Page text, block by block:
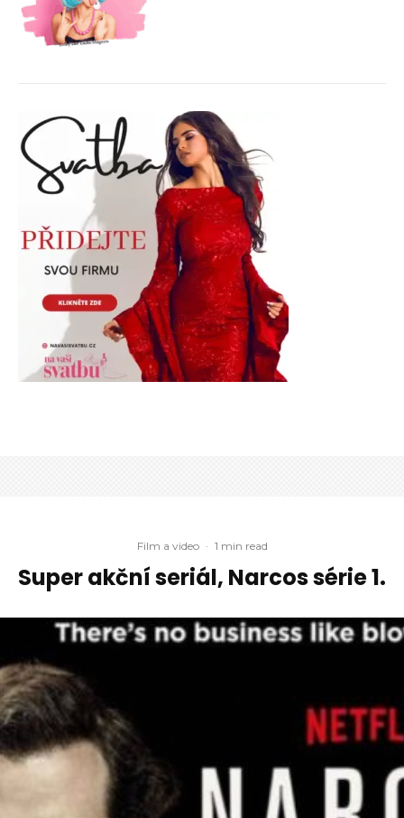
Film a video · 1 min read
Super akční seriál, Narcos série 1.